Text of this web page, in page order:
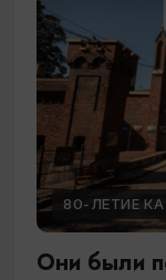
80-ЛЕТИЕ
Они были